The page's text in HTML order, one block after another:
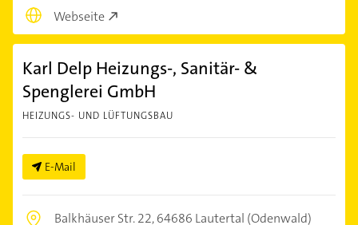
Webseite
Karl Delp Heizungs-, Sanitär- &
Spenglerei GmbH
HEIZUNGS- UND LÜFTUNGSBAU
E-Mail
Balkhäuser Str. 22,64686 Lautertal (Odenwald)